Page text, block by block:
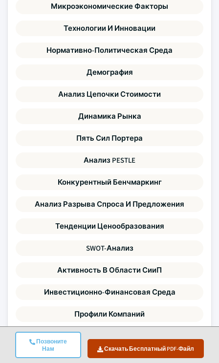
Позвоните
Нам
Скачать Бесплатный PDF-Файл
Микроэкономические Факторы
Технологии И Инновации
Нормативно-Политическая Среда
Демография
Анализ Цепочки Стоимости
Динамика Рынка
Пять Сил Портера
Анализ PESTLE
Конкурентный Бенчмаркинг
Анализ Разрыва Спроса И Предложения
Тенденции Ценообразования
SWOT-Анализ
Активность В Области СииП
Инвестиционно-Финансовая Среда
Профили Компаний
Каждая точка данных в этом отчёте проверена с
помощью первичных интервью, подлинного